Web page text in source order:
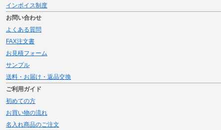
インボイス制度
お問い合わせ
よくある質問
FAX注文書
お見積フォーム
サンプル
送料・お届け・返品交換
ご利用ガイド
初めての方
お買い物の流れ
名入れ商品のご注文